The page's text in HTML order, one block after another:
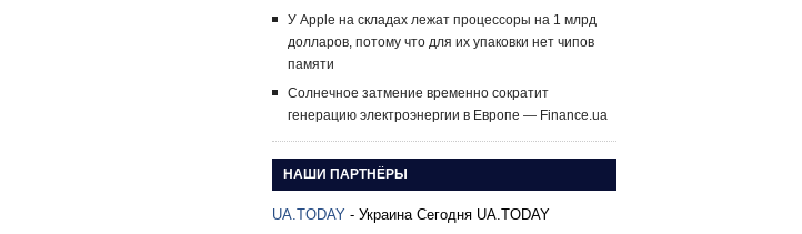
У Apple на складах лежат процессоры на 1 млрд
долларов, потому что для их упаковки нет чипов
памяти
Солнечное затмение временно сократит
генерацию электроэнергии в Европе — Finance.ua
НАШИ ПАРТНЁРЫ
UA.TODAY - Украина Сегодня UA.TODAY